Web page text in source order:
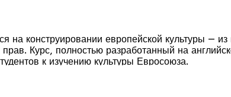
на конструировании европейской культуры —
Курс, полностью разработанный на
к изучению культуры Евросоюза.